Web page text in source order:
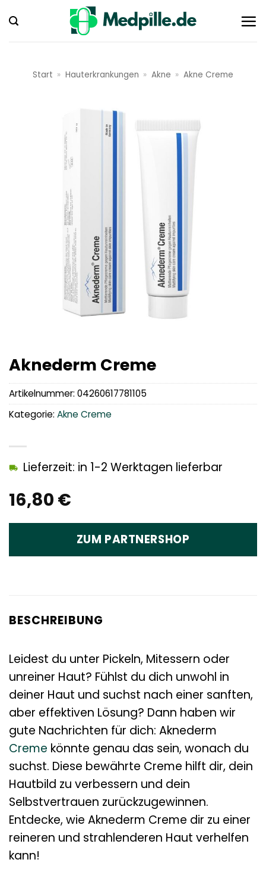
Inhalt
springen
Start » Hauterkrankungen » Akne » Akne Creme
Aknederm Creme
16,80 €
Lieferzeit: in 1-2 Werktagen lieferbar
ZUM PARTNERSHOP
Artikelnummer: 04260617781105
Kategorie: Akne Creme
BESCHREIBUNG
Leidest du unter Pickeln, Mitessern oder
unreiner Haut? Fühlst du dich unwohl in
deiner Haut und suchst nach einer sanften,
aber effektiven Lösung? Dann haben wir
gute Nachrichten für dich: Aknederm
Creme könnte genau das sein, wonach du
suchst. Diese bewährte Creme hilft dir, dein
Hautbild zu verbessern und dein
Selbstvertrauen zurückzugewinnen.
Entdecke, wie Aknederm Creme dir zu einer
reineren und strahlenderen Haut verhelfen
kann!